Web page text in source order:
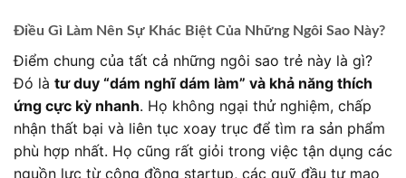
Điều Gì Làm Nên Sự Khác Biệt Của Những Ngôi Sao Này?
Điểm chung của tất cả những ngôi sao trẻ này là gì?
Đó là tư duy “dám nghĩ dám làm” và khả năng thích
ứng cực kỳ nhanh. Họ không ngại thử nghiệm, chấp
nhận thất bại và liên tục xoay trục để tìm ra sản phẩm
phù hợp nhất. Họ cũng rất giỏi trong việc tận dụng các
nguồn lực từ cộng đồng startup, các quỹ đầu tư mạo